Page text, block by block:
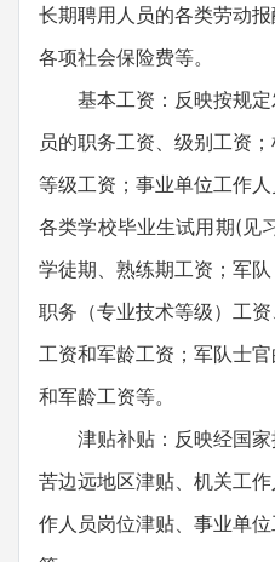
长期聘用人员的各类劳动
各项社会保险费等。
基本工资：反映按规
员的职务工资、级别工资
等级工资；事业单位工作
各类学校毕业生试用期(见
学徒期、熟练期工资；军
职务（专业技术等级）工
工资和军龄工资；军队士
和军龄工资等。
津贴补贴：反映经国
苦边远地区津贴、机关工
作人员岗位津贴、事业单